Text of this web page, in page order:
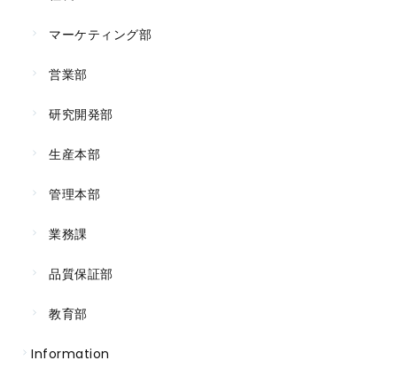
マーケティング部
営業部
研究開発部
生産本部
管理本部
業務課
品質保証部
教育部
Information